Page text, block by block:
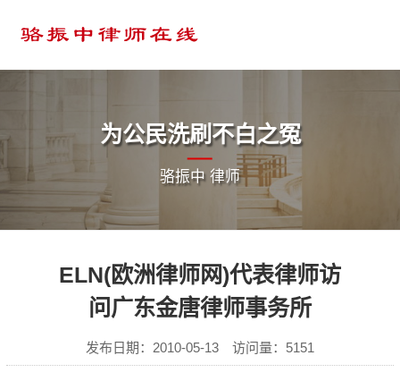
为公民洗刷不白之冤
骆振中 律师
ELN(欧洲律师网)代表律师访
问广东金唐律师事务所
发布日期：2010-05-13 访问量：5151